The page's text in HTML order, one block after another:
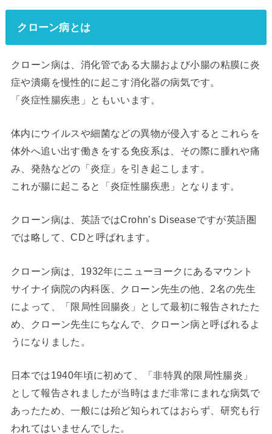
クローン病とは
クローン病は、消化管である大腸および小腸の粘膜に炎
症や潰瘍を慢性的に起こす消化器の病気です。
「炎症性腸疾患」ともいいます。
体内にウイルスや細菌などの異物が侵入するとこれらを
体外へ追い出す働きをする免疫系は、その際に腫れや痛
み、発熱などの「炎症」を引き起こします。
これが腸に起こると「炎症性腸疾患」となります。
クローン病は、英語ではCrohn’s Diseaseですが英語圏
では略して、CDと呼ばれます。
クローン病は、1932年にニューヨークにあるマウント
サイナイ病院の内科医、クローン先生の他、2名の先生
によって、「限局性回腸炎」として最初に報告されたた
め、クローン先生にちなんで、クローン病と呼ばれるよ
うになりました。
日本では1940年頃に初めて、「非特異的限局性腸炎」
として報告されましたが当時はまだ非常にまれな病気で
あったため、一般には殆ど知られてはおらず、研究も行
われてはいませんでした。